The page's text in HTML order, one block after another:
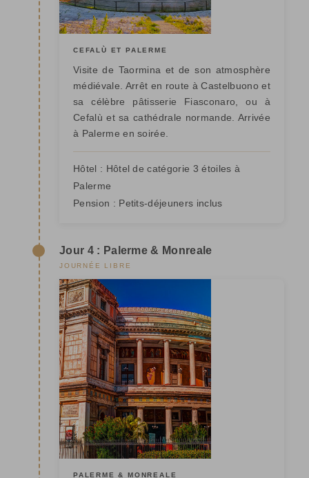
CEFALÙ ET PALERME
Visite de Taormina et de son atmosphère
médiévale. Arrêt en route à Castelbuono et
sa célèbre pâtisserie Fiasconaro, ou à
Cefalù et sa cathédrale normande. Arrivée
à Palerme en soirée.
Hôtel : Hôtel de catégorie 3 étoiles à
Palerme
Pension : Petits-déjeuners inclus
Jour 4 : Palerme & Monreale
JOURNÉE LIBRE
PALERME & MONREALE